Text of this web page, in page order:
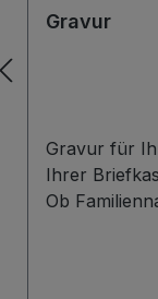
Gravur
Gravur für
Ihrer
Ob